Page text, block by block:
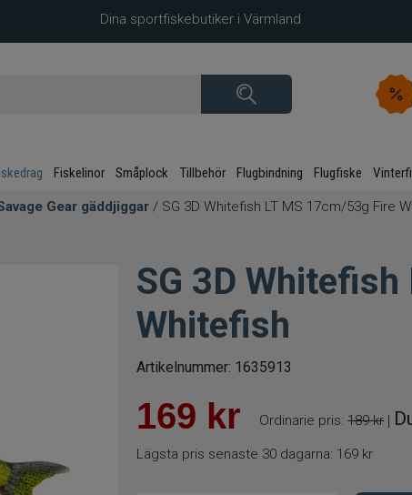
Dina sportfiskebutiker i Värmland
Fiskelinor Småplock Tillbehör Flugbindning Flugfiske
Gear gäddjiggar / SG 3D Whitefish LT MS 17cm/53g Fire
SG 3D
Whitefish
Artikelnummer: 1635913
169 kr Ordinarie pris: 189 kr|
Lägsta pris senaste 30 dagarna: 169 kr